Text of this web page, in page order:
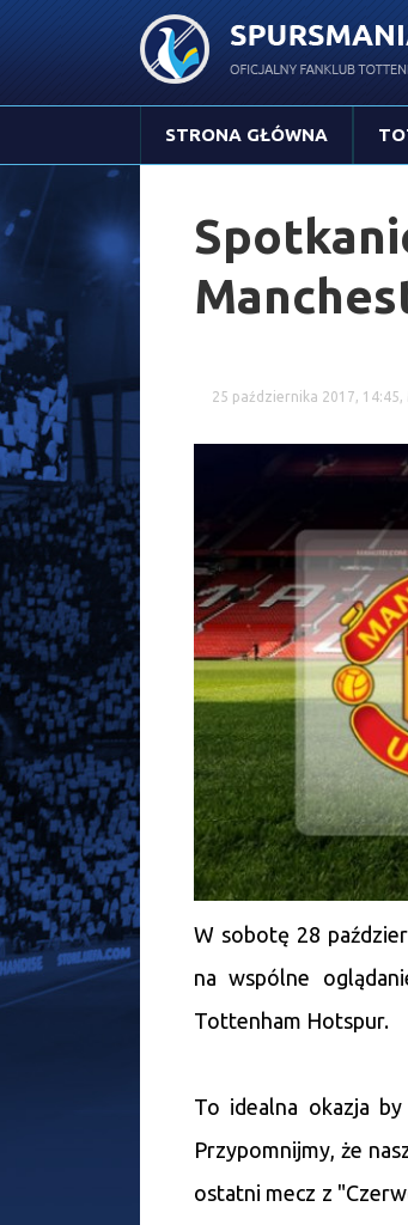
STRONA GŁÓWNA
25 października 2017,
W sobotę 28
na wspólne
Tottenham Hotspur.
To idealna okazja
Przypomnijmy, że
ostatni mecz z